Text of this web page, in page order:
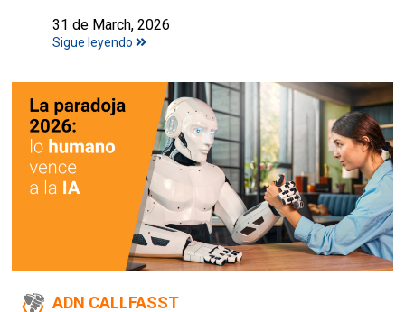
31 de March, 2026
Sigue leyendo
ADN CALLFASST